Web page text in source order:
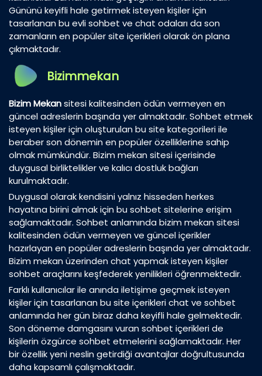
Gününü keyifli hale getirmek isteyen kişiler için
tasarlanan bu evli sohbet ve chat odaları da son
zamanların en popüler site içerikleri olarak ön plana
çıkmaktadır.
Bizimmekan
Bizim Mekansitesi kalitesinden ödün vermeyen en
güncel adreslerin başında yer almaktadır. Sohbet etmek
isteyen kişiler için oluşturulan bu site kategorileri ile
beraber son dönemin en popüler özelliklerine sahip
olmak mümkündür. Bizim mekan sitesi içerisinde
duygusal birliktelikler ve kalıcı dostluk bağları
kurulmaktadır.
Duygusal olarak kendisini yalnız hisseden herkes
hayatına birini almak için bu sohbet sitelerine erişim
sağlamaktadır. Sohbet anlamında bizim mekan sitesi
kalitesinden ödün vermeyen ve güncel içerikler
hazırlayan en popüler adreslerin başında yer almaktadır.
Bizim mekan üzerinden chat yapmak isteyen kişiler
sohbet araçlarını keşfederek yenilikleri öğrenmektedir.
Farklı kullanıcılar ile anında iletişime geçmek isteyen
kişiler için tasarlanan bu site içerikleri chat ve sohbet
anlamında her gün biraz daha keyifli hale gelmektedir.
Son döneme damgasını vuran sohbet içerikleri de
kişilerin özgürce sohbet etmelerini sağlamaktadır. Her
bir özellik yeni neslin getirdiği avantajlar doğrultusunda
daha kapsamlı çalışmaktadır.